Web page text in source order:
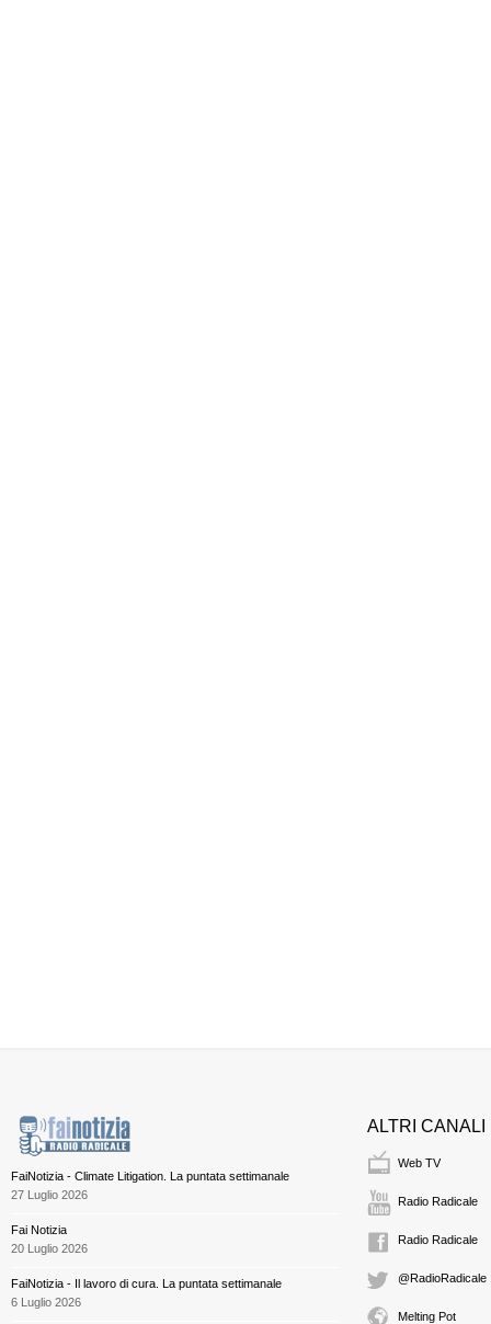
FaiNotizia - Climate Litigation. La puntata settimanale
27 Luglio 2026
Fai Notizia
20 Luglio 2026
FaiNotizia - Il lavoro di cura. La puntata settimanale
6 Luglio 2026
ALTRI CANALI
Web TV
Radio Radicale
Radio Radicale
@RadioRadicale
Melting Pot